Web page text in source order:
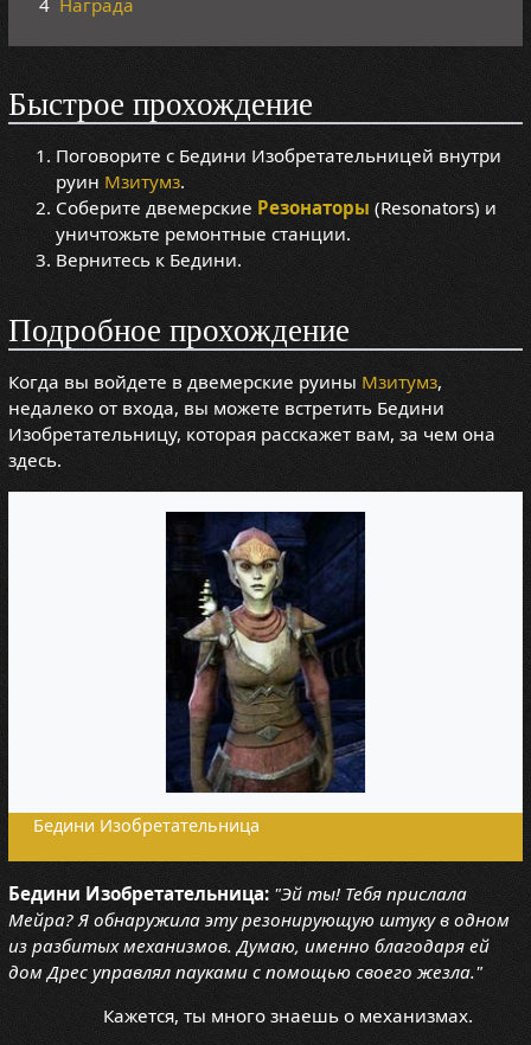
Быстрое прохождение
Поговорите с Бедини Изобретательницей внутри
руин Мзитумз.
Соберите двемерские Резонаторы (Resonators) и
уничтожьте ремонтные станции.
Вернитесь к Бедини.
Подробное прохождение
Когда вы войдете в двемерские руины Мзитумз,
недалеко от входа, вы можете встретить Бедини
Изобретательницу, которая расскажет вам, за чем она
здесь.
Бедини Изобретательница
Бедини Изобретательница: "Эй ты! Тебя прислала
Мейра? Я обнаружила эту резонирующую штуку в одном
из разбитых механизмов. Думаю, именно благодаря ей
дом Дрес управлял пауками с помощью своего жезла."
Кажется, ты много знаешь о механизмах.